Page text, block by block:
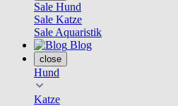
Sale Hund
Sale Katze
Sale Aquaristik
Blog
close
Hund
Katze